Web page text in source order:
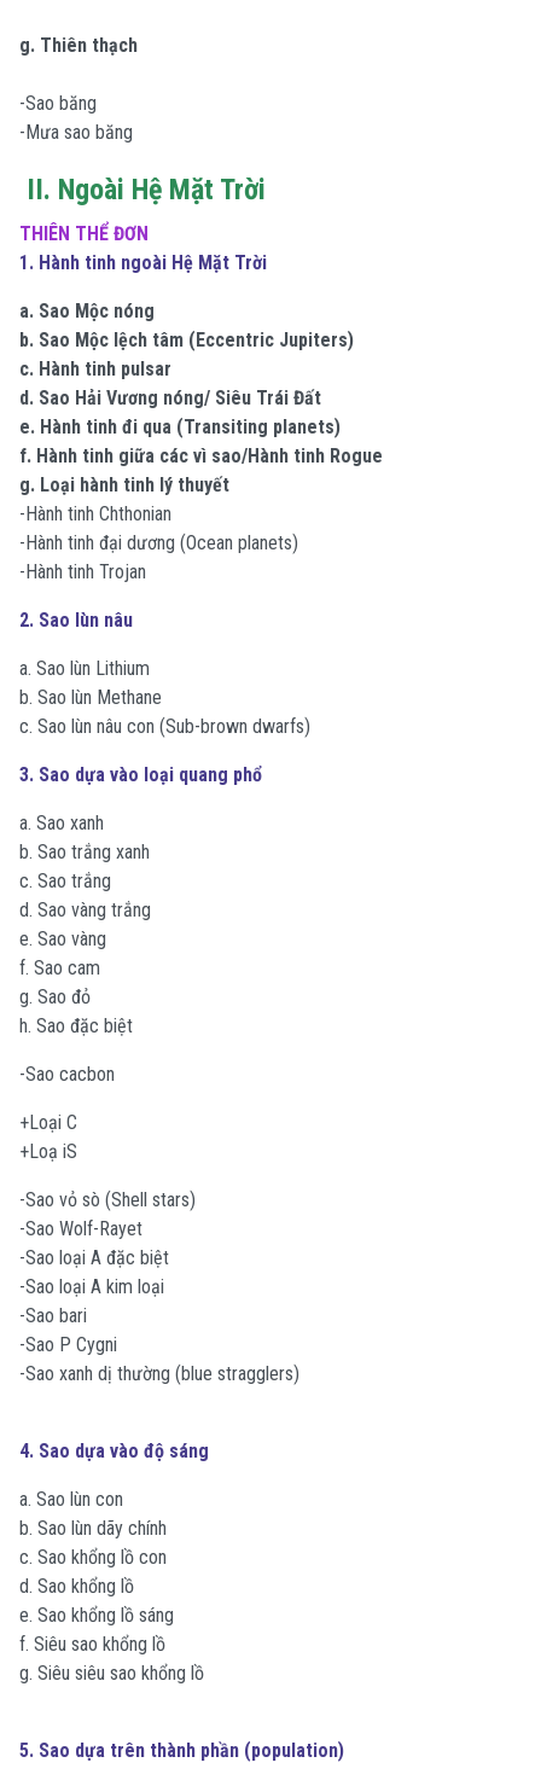
g. Thiên thạch
-Sao băng
-Mưa sao băng
II. Ngoài Hệ Mặt Trời
THIÊN THỂ ĐƠN
1. Hành tinh ngoài Hệ Mặt Trời
a. Sao Mộc nóng
b. Sao Mộc lệch tâm (Eccentric Jupiters)
c. Hành tinh pulsar
d. Sao Hải Vương nóng/ Siêu Trái Đất
e. Hành tinh đi qua (Transiting planets)
f. Hành tinh giữa các vì sao/Hành tinh Rogue
g. Loại hành tinh l‎‎‎ý thuyết
-Hành tinh Chthonian
-Hành tinh đại dương (Ocean planets)
-Hành tinh Trojan
2. Sao lùn nâu
a. Sao lùn Lithium
b. Sao lùn Methane
c. Sao lùn nâu con (Sub-brown dwarfs)
3. Sao dựa vào loại quang phổ
a. Sao xanh
b. Sao trắng xanh
c. Sao trắng
d. Sao vàng trắng
e. Sao vàng
f. Sao cam
g. Sao đỏ
h. Sao đặc biệt
-Sao cacbon
+Loại C
+Loạ iS
-Sao vỏ sò (Shell stars)
-Sao Wolf-Rayet
-Sao loại A đặc biệt
-Sao loại A kim loại
-Sao bari
-Sao P Cygni
-Sao xanh dị thường (blue stragglers)
4. Sao dựa vào độ sáng
a. Sao lùn con
b. Sao lùn dãy chính
c. Sao khổng lồ con
d. Sao khổng lồ
e. Sao khổng lồ sáng
f. Siêu sao khổng lồ
g. Siêu siêu sao khổng lồ
5. Sao dựa trên thành phần (population)